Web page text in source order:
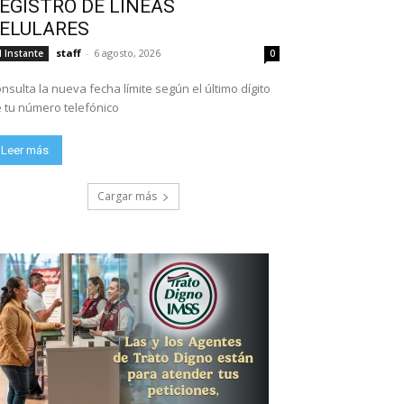
DE LÍNEAS
Instante staff - 6 agosto, 2026 0
la nueva fecha límite según el último dígito
tu número telefónico
Leer más
Cargar más